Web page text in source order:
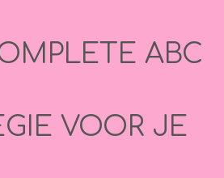
ABC
VOOR JE